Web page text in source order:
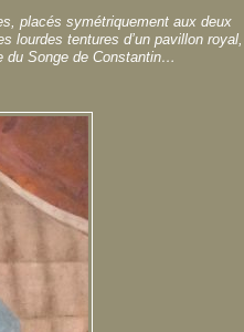
placés symétriquement aux deux
lourdes tentures d’un pavillon royal,
du Songe de Constantin…